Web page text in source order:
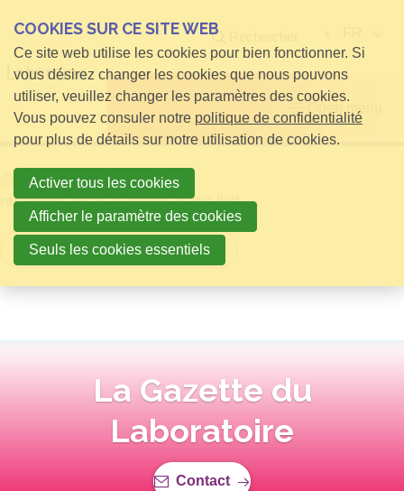
Open menu
Homeinfos pour Visiteurs
relatielijst detail publieke relatie lijst
Retour à la vue d'ensemble
La Gazette du
Laboratoire
Contact
COOKIES SUR CE SITE WEB
Ce site web utilise les cookies pour bien fonctionner. Si
vous désirez changer les cookies que nous pouvons
utiliser, veuillez changer les paramètres des cookies.
Vous pouvez consuler notre politique de confidentialité
pour plus de détails sur notre utilisation de cookies.
Activer tous les cookies
Afficher le paramètre des cookies
Seuls les cookies essentiels